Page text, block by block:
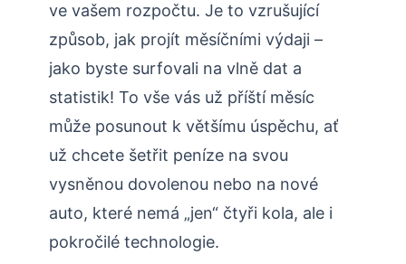
ve vašem rozpočtu. Je to vzrušující
způsob, jak projít měsíčními výdaji –
jako byste surfovali na vlně dat a
statistik! To vše vás už příští měsíc
může posunout k většímu úspěchu, ať
už chcete šetřit peníze na svou
vysněnou dovolenou nebo na nové
auto, které nemá „jen“ čtyři kola, ale i
pokročilé technologie.